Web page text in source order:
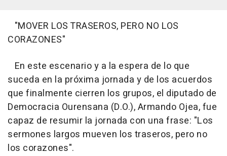
"MOVER LOS TRASEROS, PERO NO LOS
CORAZONES"
En este escenario y a la espera de lo que
suceda en la próxima jornada y de los acuerdos
que finalmente cierren los grupos, el diputado de
Democracia Ourensana (D.O.), Armando Ojea, fue
capaz de resumir la jornada con una frase: "Los
sermones largos mueven los traseros, pero no
los corazones".